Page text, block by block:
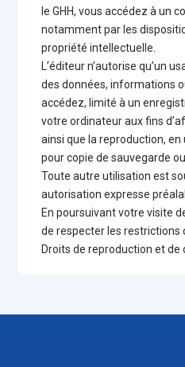
le GHH, vous accédez à un
notamment par les
propriété intellectuelle.
L’éditeur n’autorise qu’un
des données, informations
accédez, limité à un
votre ordinateur aux fins
ainsi que la reproduction,
pour copie de sauvegarde
Toute autre utilisation est
autorisation expresse
En poursuivant votre visite
de respecter les restrictions
Droits de reproduction et